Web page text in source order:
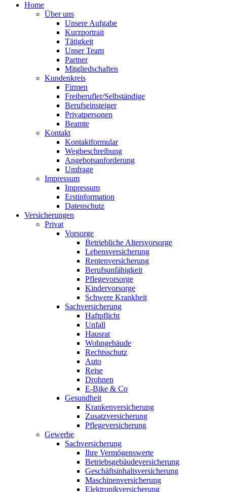
Home
Über uns
Unsere Aufgabe
Kurzportrait
Tätigkeit
Unser Team
Partner
Mitgliedschaften
Kundenkreis
Firmen
Freiberufler/Selbständige
Berufseinsteiger
Privatpersonen
Beamte
Kontakt
Kontaktformular
Wegbeschreibung
Angebotsanforderung
Umfrage
Impressum
Impressum
Erstinformation
Datenschutz
Versicherungen
Privat
Vorsorge
Betriebliche Altersvorsorge
Lebensversicherung
Rentenversicherung
Berufsunfähigkeit
Pflegevorsorge
Kindervorsorge
Schwere Krankheit
Sachversicherung
Haftpflicht
Unfall
Hausrat
Wohngebäude
Rechtsschutz
Auto
Reise
Drohnen
E-Bike & Co
Gesundheit
Krankenversicherung
Zusatzversicherung
Pflegeversicherung
Gewerbe
Sachversicherung
Ihre Vermögenswerte
Betriebsgebäudeversicherung
Geschäftsinhaltsversicherung
Maschinenversicherung
Elektronikversicherung